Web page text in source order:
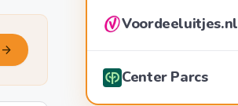
Voordeeluitjes.nl
Center Parcs
arrow_forward